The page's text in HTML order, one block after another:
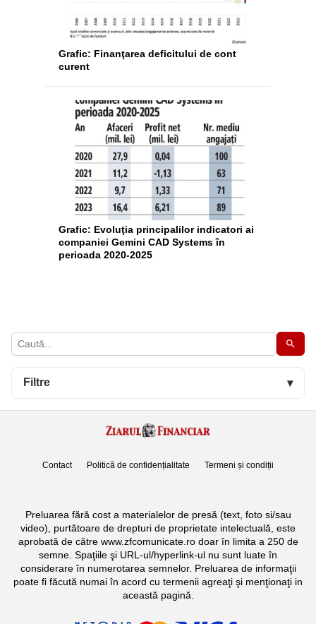
Filtre ▾
Grafic: Finanţarea deficitului de cont
curent
Grafic: Evoluţia principalilor indicatori ai
companiei Gemini CAD Systems în
perioada 2020-2025
Contact Politică de confidențialitate Termeni și condiții
Preluarea fără cost a materialelor de presă (text, foto si/sau
video), purtătoare de drepturi de proprietate intelectuală, este
aprobată de către www.zfcomunicate.ro doar în limita a 250 de
semne. Spaţiile şi URL-ul/hyperlink-ul nu sunt luate în
considerare în numerotarea semnelor. Preluarea de informaţii
poate fi făcută numai în acord cu termenii agreaţi şi menţionaţi in
această pagină.